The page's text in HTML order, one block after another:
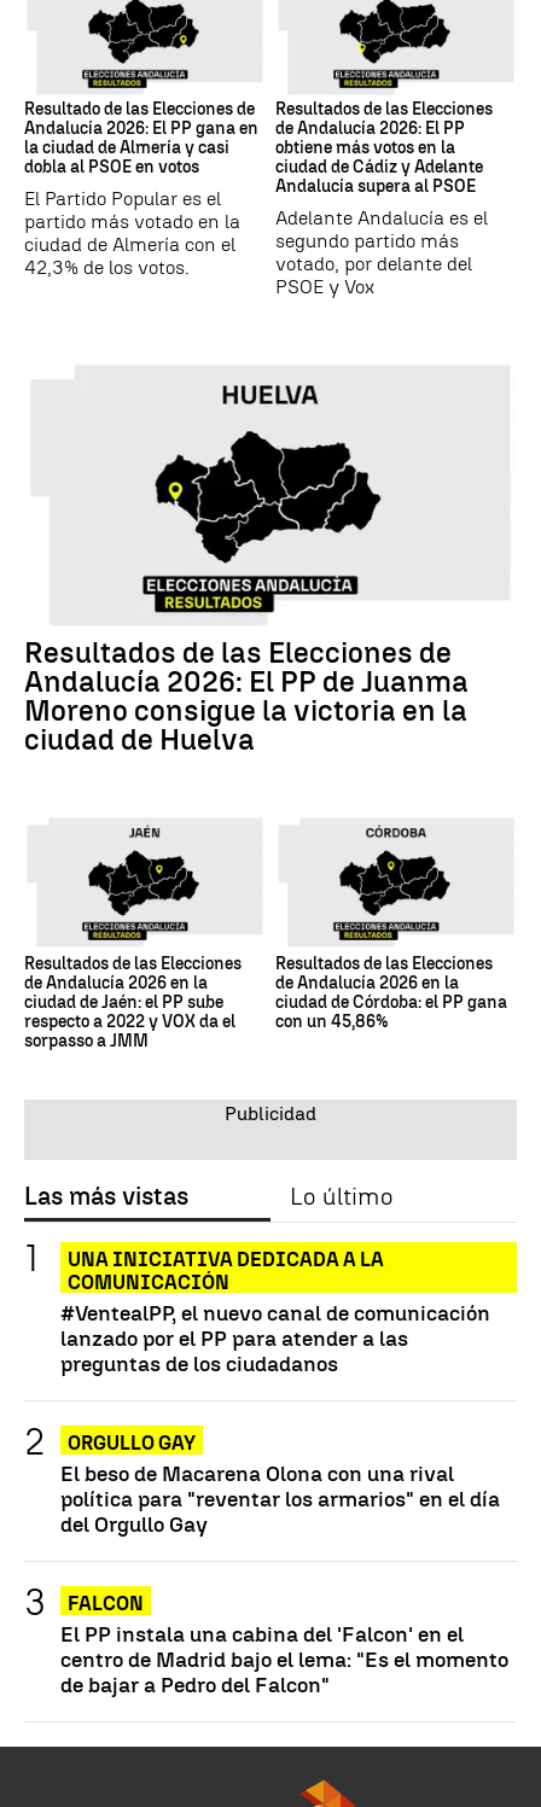
Resultado de las Elecciones de
Andalucía 2026: El PP gana en
la ciudad de Almería y casi
dobla al PSOE en votos
El Partido Popular es el
partido más votado en la
ciudad de Almería con el
42,3% de los votos.
Resultados de las Elecciones
de Andalucía 2026: El PP
obtiene más votos en la
ciudad de Cádiz y Adelante
Andalucía supera al PSOE
Adelante Andalucía es el
segundo partido más
votado, por delante del
PSOE y Vox
Resultados de las Elecciones de
Andalucía 2026: El PP de Juanma
Moreno consigue la victoria en la
ciudad de Huelva
Resultados de las Elecciones
de Andalucía 2026 en la
ciudad de Jaén: el PP sube
respecto a 2022 y VOX da el
sorpasso a JMM
Resultados de las Elecciones
de Andalucía 2026 en la
ciudad de Córdoba: el PP gana
con un 45,86%
Las más vistas Lo último
UNA INICIATIVA DEDICADA A LA
COMUNICACIÓN
#VentealPP, el nuevo canal de comunicación
lanzado por el PP para atender a las
preguntas de los ciudadanos
ORGULLO GAY
El beso de Macarena Olona con una rival
política para "reventar los armarios" en el día
del Orgullo Gay
FALCON
El PP instala una cabina del 'Falcon' en el
centro de Madrid bajo el lema: "Es el momento
de bajar a Pedro del Falcon"